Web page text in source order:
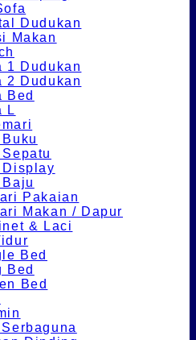
Dudukan
Makan
1 Dudukan
2 Dudukan
Bed
L
Sepatu
Display
Baju
Pakaian
Makan / Dapur
& Laci
Bed
Bed
Bed